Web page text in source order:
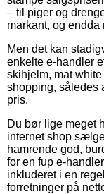
– til piger og
markant, og
Men det kan
enkelte e-handler
skihjelm, mat
shopping, således
pris.
Du bør lige meget
internet shop
hamrende god,
for en fup e-
inkluderet i en
forretninger på